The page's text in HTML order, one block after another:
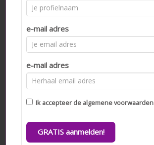
e-mail adres
e-mail adres
Ik accepteer de algemene voorwaarden
GRATIS aanmelden!